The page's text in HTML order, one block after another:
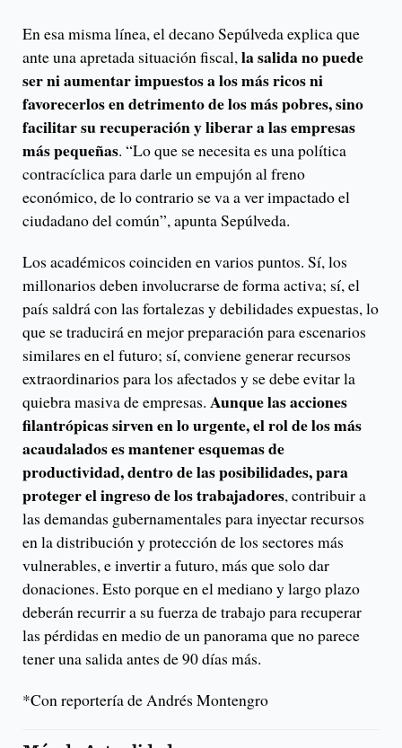
En esa misma línea, el decano Sepúlveda explica que
ante una apretada situación fiscal,la salida no puede
ser ni aumentar impuestos a los más ricos ni
favorecerlos en detrimento de los más pobres, sino
facilitar su recuperación y liberar a las empresas
más pequeñas. “Lo que se necesita es una política
contracíclica para darle un empujón al freno
económico, de lo contrario se va a ver impactado el
ciudadano del común”, apunta Sepúlveda.
Los académicos coinciden en varios puntos. Sí, los
millonarios deben involucrarse de forma activa; sí, el
país saldrá con las fortalezas y debilidades expuestas, lo
que se traducirá en mejor preparación para escenarios
similares en el futuro; sí, conviene generar recursos
extraordinarios para los afectados y se debe evitar la
quiebra masiva de empresas. Aunque las acciones
filantrópicas sirven en lo urgente, el rol de los más
acaudalados es mantener esquemas de
productividad, dentro de las posibilidades, para
proteger el ingreso de los trabajadores, contribuir a
las demandas gubernamentales para inyectar recursos
en la distribución y protección de los sectores más
vulnerables, e invertir a futuro, más que solo dar
donaciones. Esto porque en el mediano y largo plazo
deberán recurrir a su fuerza de trabajo para recuperar
las pérdidas en medio de un panorama que no parece
tener una salida antes de 90 días más.
*Con reportería de Andrés Montengro